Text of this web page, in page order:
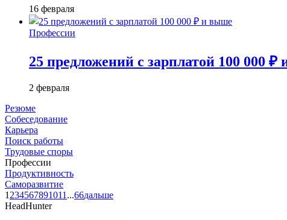
16 февраля
Профессии
25 предложений с зарплатой 100 000
2 февраля
Резюме
Собеседование
Карьера
Поиск работы
Трудовые споры
Профессии
Продуктивность
Саморазвитие
1 234567891011 ...66дальше
HeadHunter